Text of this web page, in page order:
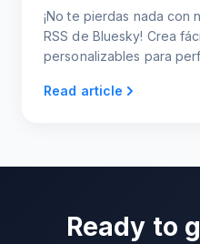
¡No te pierdas nada con
RSS de Bluesky! Crea
personalizables para
Read article
Ready to